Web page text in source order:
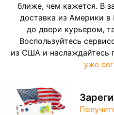
ближе, чем кажется. В
доставка из Америки
до двери курьером,
Воспользуйтесь
из США и наслаждайтесь
уже